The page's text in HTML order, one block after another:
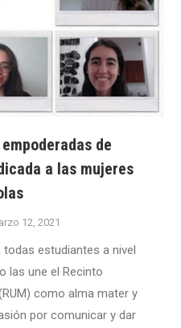
de
a las mujeres
12, 2021
estudiantes a nivel
las une el Recinto
como alma mater y
por comunicar y dar